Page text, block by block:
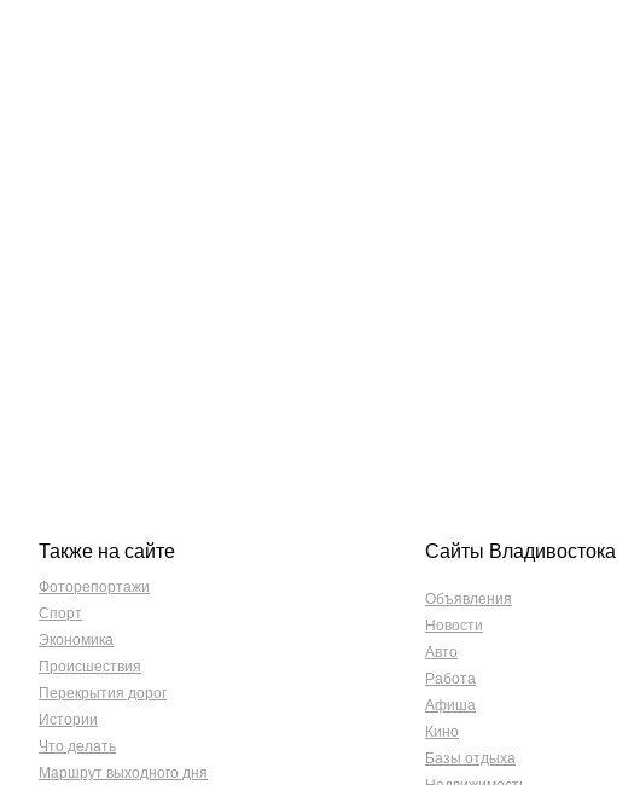
Также на сайте
Фоторепортажи
Спорт
Экономика
Происшествия
Перекрытия дорог
Истории
Что делать
Маршрут выходного дня
Сайты Владивостока
Объявления
Новости
Авто
Работа
Афиша
Кино
Базы отдыха